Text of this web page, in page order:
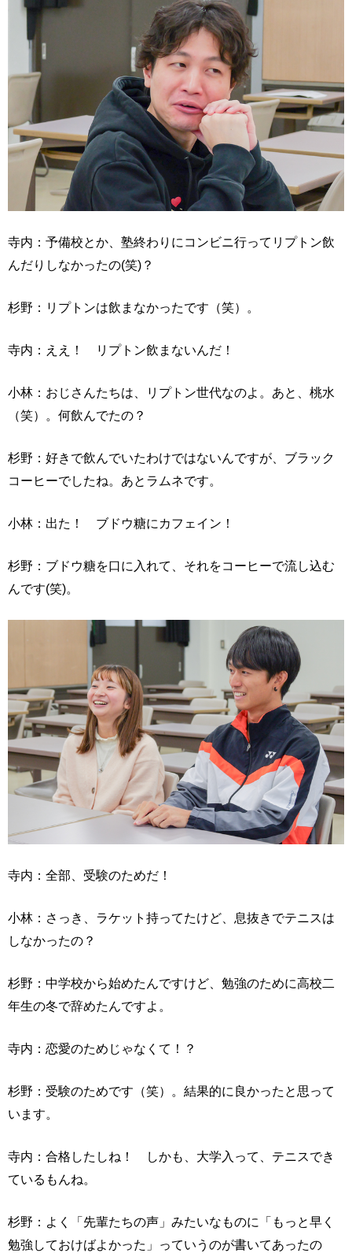
寺内：予備校とか、塾終わりにコンビニ行ってリプトン飲
んだりしなかったの(笑)？
杉野：リプトンは飲まなかったです（笑）。
寺内：ええ！ リプトン飲まないんだ！
小林：おじさんたちは、リプトン世代なのよ。あと、桃水
（笑）。何飲んでたの？
杉野：好きで飲んでいたわけではないんですが、ブラック
コーヒーでしたね。あとラムネです。
小林：出た！ ブドウ糖にカフェイン！
杉野：ブドウ糖を口に入れて、それをコーヒーで流し込む
んです(笑)。
寺内：全部、受験のためだ！
小林：さっき、ラケット持ってたけど、息抜きでテニスは
しなかったの？
杉野：中学校から始めたんですけど、勉強のために高校二
年生の冬で辞めたんですよ。
寺内：恋愛のためじゃなくて！？
杉野：受験のためです（笑）。結果的に良かったと思って
います。
寺内：合格したしね！ しかも、大学入って、テニスでき
ているもんね。
杉野：よく「先輩たちの声」みたいなものに「もっと早く
勉強しておけばよかった」っていうのが書いてあったの